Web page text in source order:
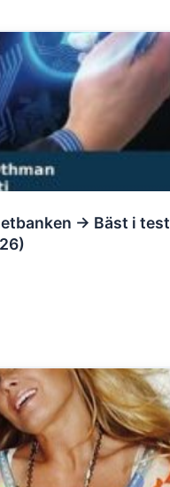
→ Bäst i test